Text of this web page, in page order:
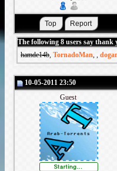
The following 8 users say thank
hamde14b, TornadoMan, ,
10-05-2011 23:50
Guest